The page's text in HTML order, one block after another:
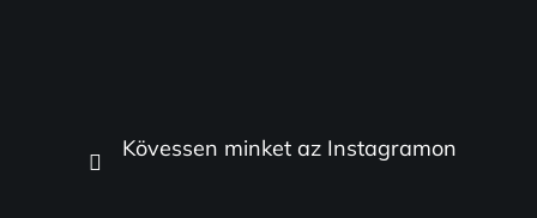
Kövessen minket az Instagramon